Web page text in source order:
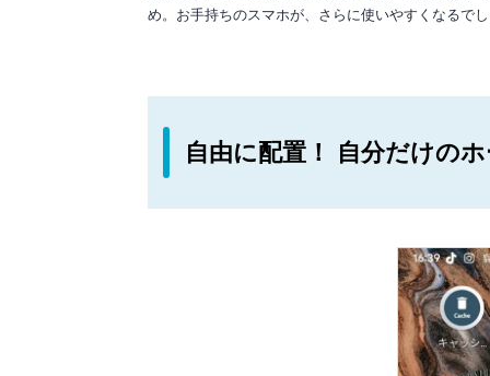
め。お手持ちのスマホが、さらに使いやすくなるで
自由に配置！ 自分だけの